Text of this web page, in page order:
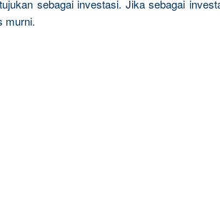
sebagai investasi. Jika sebagai
murni.